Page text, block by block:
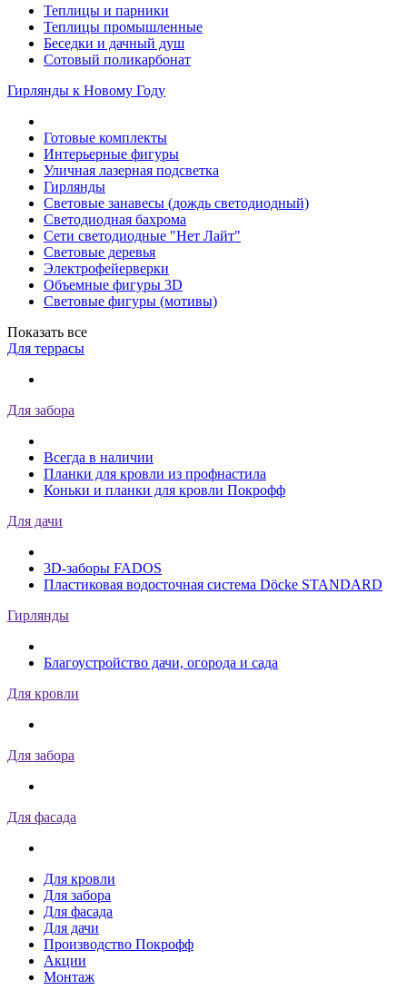
Теплицы и парники
Теплицы промышленные
Беседки и дачный душ
Сотовый поликарбонат
Гирлянды к Новому Году
Готовые комплекты
Интерьерные фигуры
Уличная лазерная подсветка
Гирлянды
Световые занавесы (дождь светодиодный)
Светодиодная бахрома
Сети светодиодные "Нет Лайт"
Световые деревья
Электрофейерверки
Объемные фигуры 3D
Световые фигуры (мотивы)
Показать все
Для террасы
Для забора
Всегда в наличии
Планки для кровли из профнастила
Коньки и планки для кровли Покрофф
Для дачи
3D-заборы FADOS
Пластиковая водосточная система Döcke STANDARD
Гирлянды
Благоустройство дачи, огорода и сада
Для кровли
Для забора
Для фасада
Для кровли
Для забора
Для фасада
Для дачи
Производство Покрофф
Акции
Монтаж